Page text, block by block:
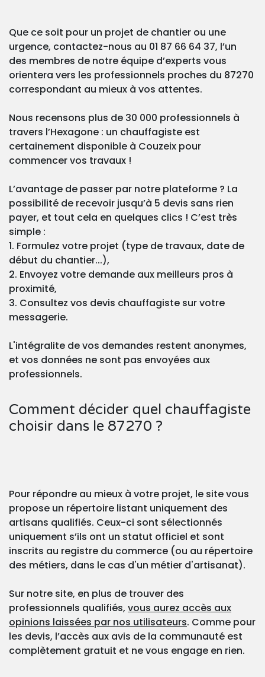
Que ce soit pour un projet de chantier ou une
urgence, contactez-nous au 01 87 66 64 37, l’un
des membres de notre équipe d’experts vous
orientera vers les professionnels proches du 87270
correspondant au mieux à vos attentes.
Nous recensons plus de 30 000 professionnels à
travers l’Hexagone : un chauffagiste est
certainement disponible à Couzeix pour
commencer vos travaux !
L’avantage de passer par notre plateforme ? La
possibilité de recevoir jusqu’à 5 devis sans rien
payer, et tout cela en quelques clics ! C’est très
simple :
1. Formulez votre projet (type de travaux, date de
début du chantier...),
2. Envoyez votre demande aux meilleurs pros à
proximité,
3. Consultez vos devis chauffagiste sur votre
messagerie.
L'intégralite de vos demandes restent anonymes,
et vos données ne sont pas envoyées aux
professionnels.
Comment décider quel chauffagiste
choisir dans le 87270 ?
Pour répondre au mieux à votre projet, le site vous
propose un répertoire listant uniquement des
artisans qualifiés. Ceux-ci sont sélectionnés
uniquement s’ils ont un statut officiel et sont
inscrits au registre du commerce (ou au répertoire
des métiers, dans le cas d'un métier d'artisanat).
Sur notre site, en plus de trouver des
professionnels qualifiés, vous aurez accès aux
opinions laissées par nos utilisateurs. Comme pour
les devis, l’accès aux avis de la communauté est
complètement gratuit et ne vous engage en rien.